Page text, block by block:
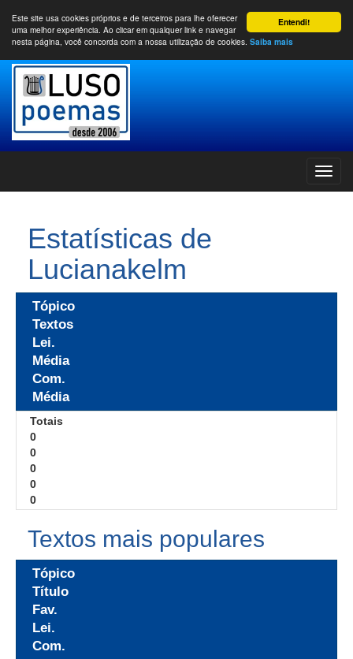
Entendi!
Este site usa cookies próprios e de terceiros para lhe oferecer
uma melhor experiência. Ao clicar em qualquer link e navegar
nesta página, você concorda com a nossa utilização de cookies. Saiba mais
Estatísticas de
Lucianakelm
Tópico
Textos
Lei.
Média
Com.
Média
Totais
0
0
0
0
0
Textos mais populares
Tópico
Título
Fav.
Lei.
Com.